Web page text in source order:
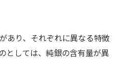
あり、それぞれに異なる特徴
としては、純銀の含有量が異